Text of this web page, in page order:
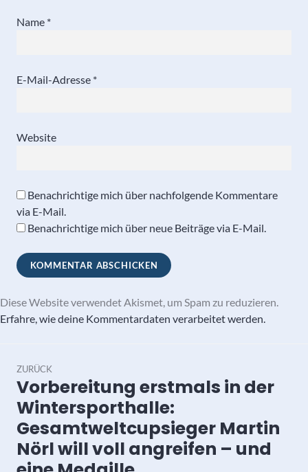
Name *
E-Mail-Adresse *
Website
Benachrichtige mich über nachfolgende Kommentare
via E-Mail.
Benachrichtige mich über neue Beiträge via E-Mail.
Diese Website verwendet Akismet, um Spam zu reduzieren.
Erfahre, wie deine Kommentardaten verarbeitet werden.
ZURÜCK
Vorheriger
Beitrag:
Vorbereitung erstmals in der
Wintersporthalle:
Gesamtweltcupsieger Martin
Nörl will voll angreifen – und